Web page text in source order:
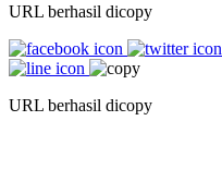
URL berhasil dicopy
URL berhasil dicopy